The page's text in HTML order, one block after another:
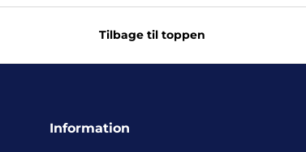
Tilbage til toppen
Information